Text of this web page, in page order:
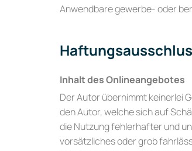
Anwendbare gewerbe- oder
Inhalt des Onlineangebotes
Der Autor übernimmt keinerlei
den Autor, welche sich auf
die Nutzung fehlerhafter und
vorsätzliches oder grob